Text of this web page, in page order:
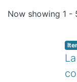
Recent
Now showing 1 -